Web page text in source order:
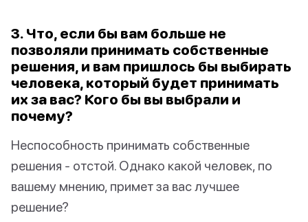
3. Что, если бы вам больше не
позволяли принимать собственные
решения, и вам пришлось бы выбирать
человека, который будет принимать
их за вас? Кого бы вы выбрали и
почему?
Неспособность принимать собственные
решения - отстой. Однако какой человек, по
вашему мнению, примет за вас лучшее
решение?